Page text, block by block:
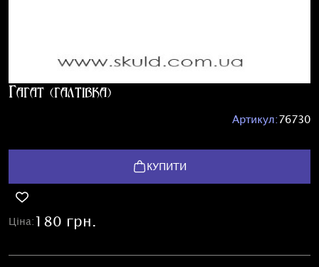
Гагат (галтівка)
Артикул:76730
КУПИТИ
Ціна: 180 грн.